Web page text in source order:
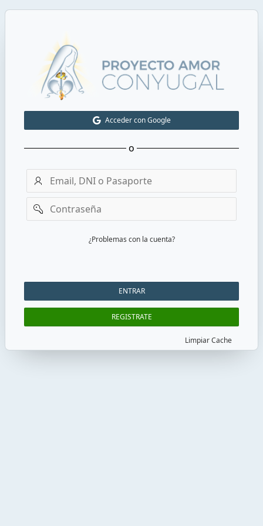
Acceder con Google
o
Email
DNI
Contraseña
¿Problemas con la cuenta?
ENTRAR
REGISTRATE
Limpiar Cache